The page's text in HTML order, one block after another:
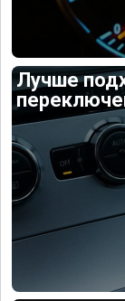
Лучше